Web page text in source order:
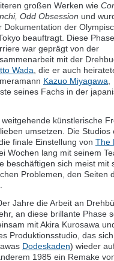
großen Werken wie
Odd Obsession und
Dokumentation der
beauftragt. Diese
war geprägt von der
mit der
Wada, die er auch
Kazuo Miyagawa,
seines Fachs in der
künstlerische
umsetzen. Die Studios
finale Einstellung von The
Wochen lang mit seinem
beschäftigen sich meist mit
Problemen, den Seiten
Jahre die Arbeit an
an diese brillante Phase
mit Akira Kurosawa
Produktionsstudio, das
Dodeskaden) wieder
1985 ein Remake